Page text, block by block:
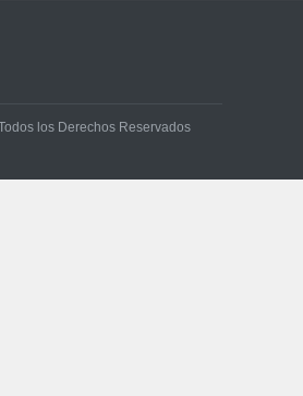
los Derechos Reservados